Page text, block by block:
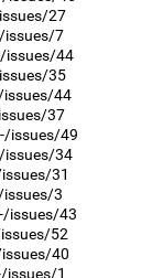
27
7
issues/44
35
44
37
issues/49
34
31
3
issues/43
52
40
1